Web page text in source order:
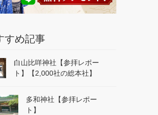
すめ記事
白山比咩神社【参拝レポー
ト】【2,000社の総本社】
多和神社【参拝レポー
ト】